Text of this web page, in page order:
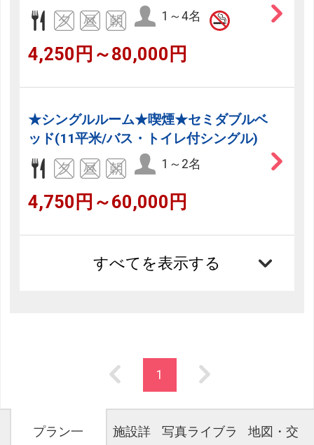
1～4名
4,250円～80,000円
★シングルルーム★喫煙★セミダブルベ
ッド(11平米/バス・トイレ付シングル)
1～2名
4,750円～60,000円
すべてを表示する
1
プラン一
施設詳
写真ライブラ
地図・交